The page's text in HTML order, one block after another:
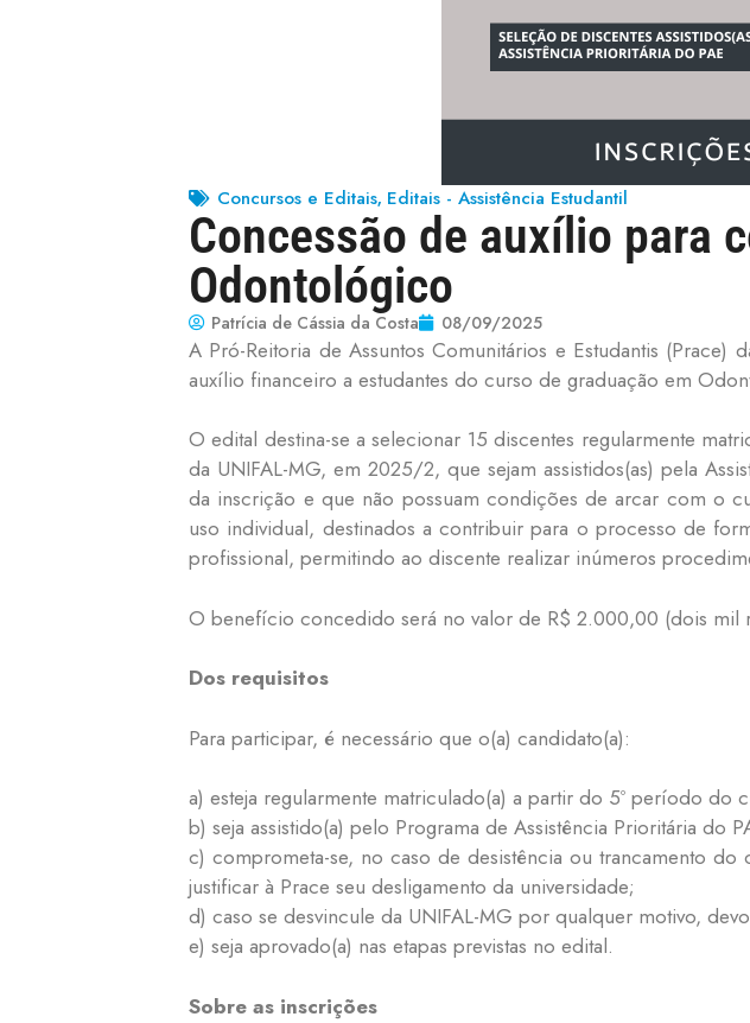
Concursos e Editais, Editais - Assistência Estudantil
Concessão de auxílio para
Odontológico
Patrícia de Cássia da Costa 08/09/2025
A Pró-Reitoria de Assuntos Comunitários e Estudantis
auxílio financeiro a estudantes do curso de graduação em
O edital destina-se a selecionar 15 discentes regularmente
da UNIFAL-MG, em 2025/2, que sejam assistidos(as) pela
da inscrição e que não possuam condições de arcar com o
uso individual, destinados a contribuir para o processo de
profissional, permitindo ao discente realizar inúmeros
O benefício concedido será no valor de R$ 2.000,00 (dois mil
Dos requisitos
Para participar, é necessário que o(a) candidato(a):
a) esteja regularmente matriculado(a) a partir do 5º período
b) seja assistido(a) pelo Programa de Assistência Prioritária do
c) comprometa-se, no caso de desistência ou trancamento
justificar à Prace seu desligamento da universidade;
d) caso se desvincule da UNIFAL-MG por qualquer motivo,
e) seja aprovado(a) nas etapas previstas no edital.
Sobre as inscrições